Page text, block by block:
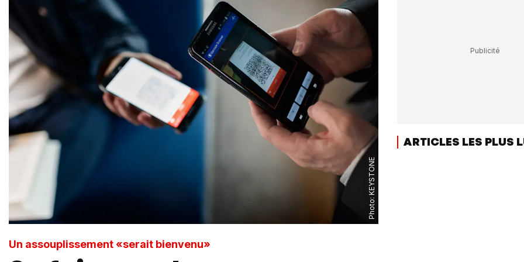
Photo:
KEYSTONE
Un assouplissement «serait bienvenu»
ARTICLES LES PLUS